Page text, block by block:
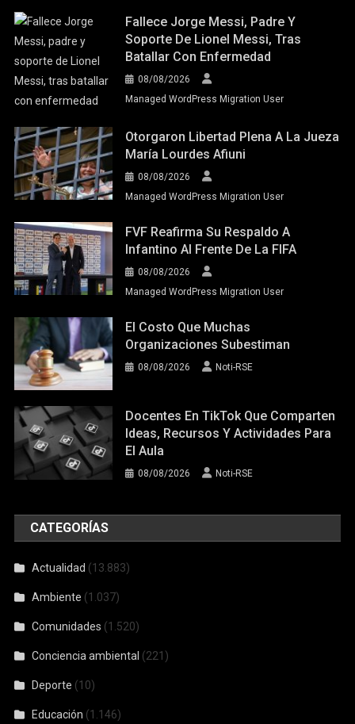
Fallece Jorge Messi, Padre Y
Soporte De Lionel Messi, Tras
Batallar Con Enfermedad
08/08/2026
Managed WordPress Migration User
Otorgaron Libertad Plena A La Jueza
María Lourdes Afiuni
08/08/2026
Managed WordPress Migration User
FVF Reafirma Su Respaldo A
Infantino Al Frente De La FIFA
08/08/2026
Managed WordPress Migration User
El Costo Que Muchas
Organizaciones Subestiman
08/08/2026 Noti-RSE
Docentes En TikTok Que Comparten
Ideas, Recursos Y Actividades Para
El Aula
08/08/2026 Noti-RSE
CATEGORÍAS
Actualidad (13.883)
Ambiente (1.037)
Comunidades (1.520)
Conciencia ambiental (221)
Deporte (10)
Educación (1.146)